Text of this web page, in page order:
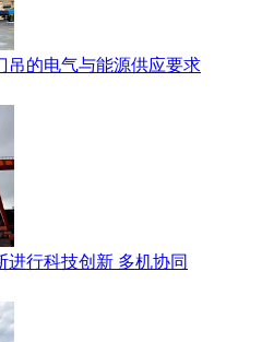
吊的电气与能源供应要求
进行科技创新 多机协同